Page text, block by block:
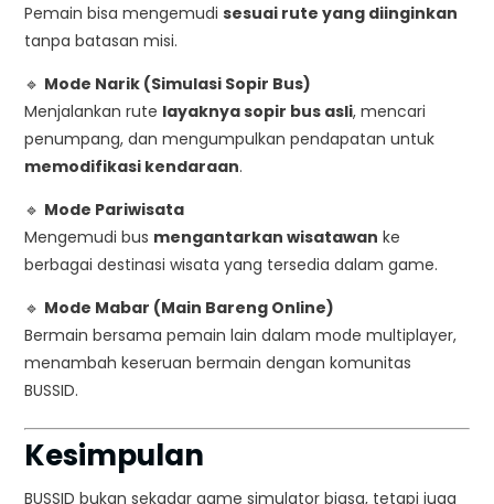
Pemain bisa mengemudisesuai rute yang diinginkan
tanpa batasan misi.
🔹 Mode Narik (Simulasi Sopir Bus)
Menjalankan rute layaknya sopir bus asli, mencari
penumpang, dan mengumpulkan pendapatan untuk
memodifikasi kendaraan.
🔹 Mode Pariwisata
Mengemudi bus mengantarkan wisatawan ke
berbagai destinasi wisata yang tersedia dalam game.
🔹 Mode Mabar (Main Bareng Online)
Bermain bersama pemain lain dalam mode multiplayer,
menambah keseruan bermain dengan komunitas
BUSSID.
Kesimpulan
BUSSID bukan sekadar game simulator biasa, tetapi juga